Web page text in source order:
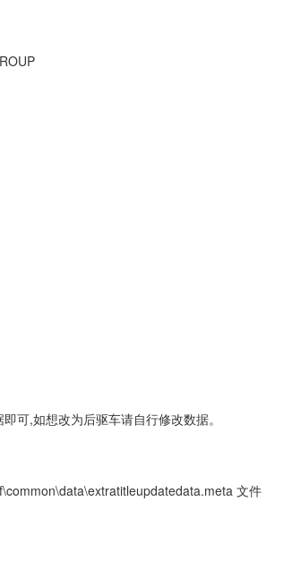
可,如想改为后驱车请自行修改数据。
文件